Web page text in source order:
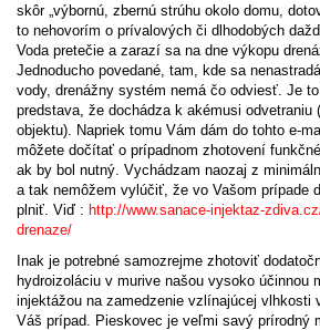
skôr „výbornú, zbernú strúhu okolo domu,
to nehovorím o prívalových či dlhodobých
Voda pretečie a zarazí sa na dne výkopu
Jednoducho povedané, tam, kde sa
vody, drenážny systém nemá čo odviesť. Je
predstava, že dochádza k akémusi odvetraniu
objektu). Napriek tomu Vám dám do tohto e-
môžete dočítať o prípadnom zhotovení
ak by bol nutný. Vychádzam naozaj z
a tak nemôžem vylúčiť, že vo Vašom prípade
plniť. Viď : http://www.sanace-injektaz-
drenaze/
Inak je potrebné samozrejme zhotoviť
hydroizoláciu v murive našou vysoko účinnou
injektážou na zamedzenie vzlínajúcej vlhkosti
Váš prípad. Pieskovec je veľmi savý prírodný